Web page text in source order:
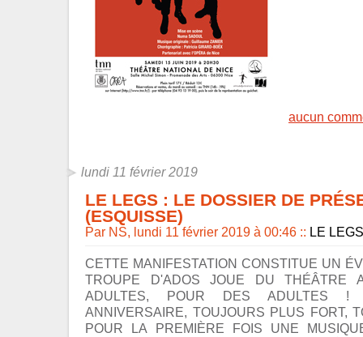
aucun
lundi 11 février 2019
LE LEGS : LE DOSSIER DE
(ESQUISSE)
Par NS, lundi 11 février 2019 à 00:46 :: LE LEGS
CETTE MANIFESTATION CONSTITUE UN
TROUPE D'ADOS JOUE DU THÉÂTRE
ADULTES, POUR DES ADULTES !
ANNIVERSAIRE, TOUJOURS PLUS FORT,
POUR LA PREMIÈRE FOIS UNE